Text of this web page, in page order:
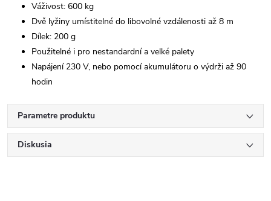
Váživost: 600 kg
Dvě lyžiny umístitelné do libovolné vzdálenosti až 8 m
Dílek: 200 g
Použitelné i pro nestandardní a velké palety
Napájení 230 V, nebo pomocí akumulátoru o výdrži až 90
hodin
Parametre produktu
Diskusia